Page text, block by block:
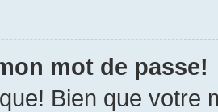
mot de passe!
Bien que votre